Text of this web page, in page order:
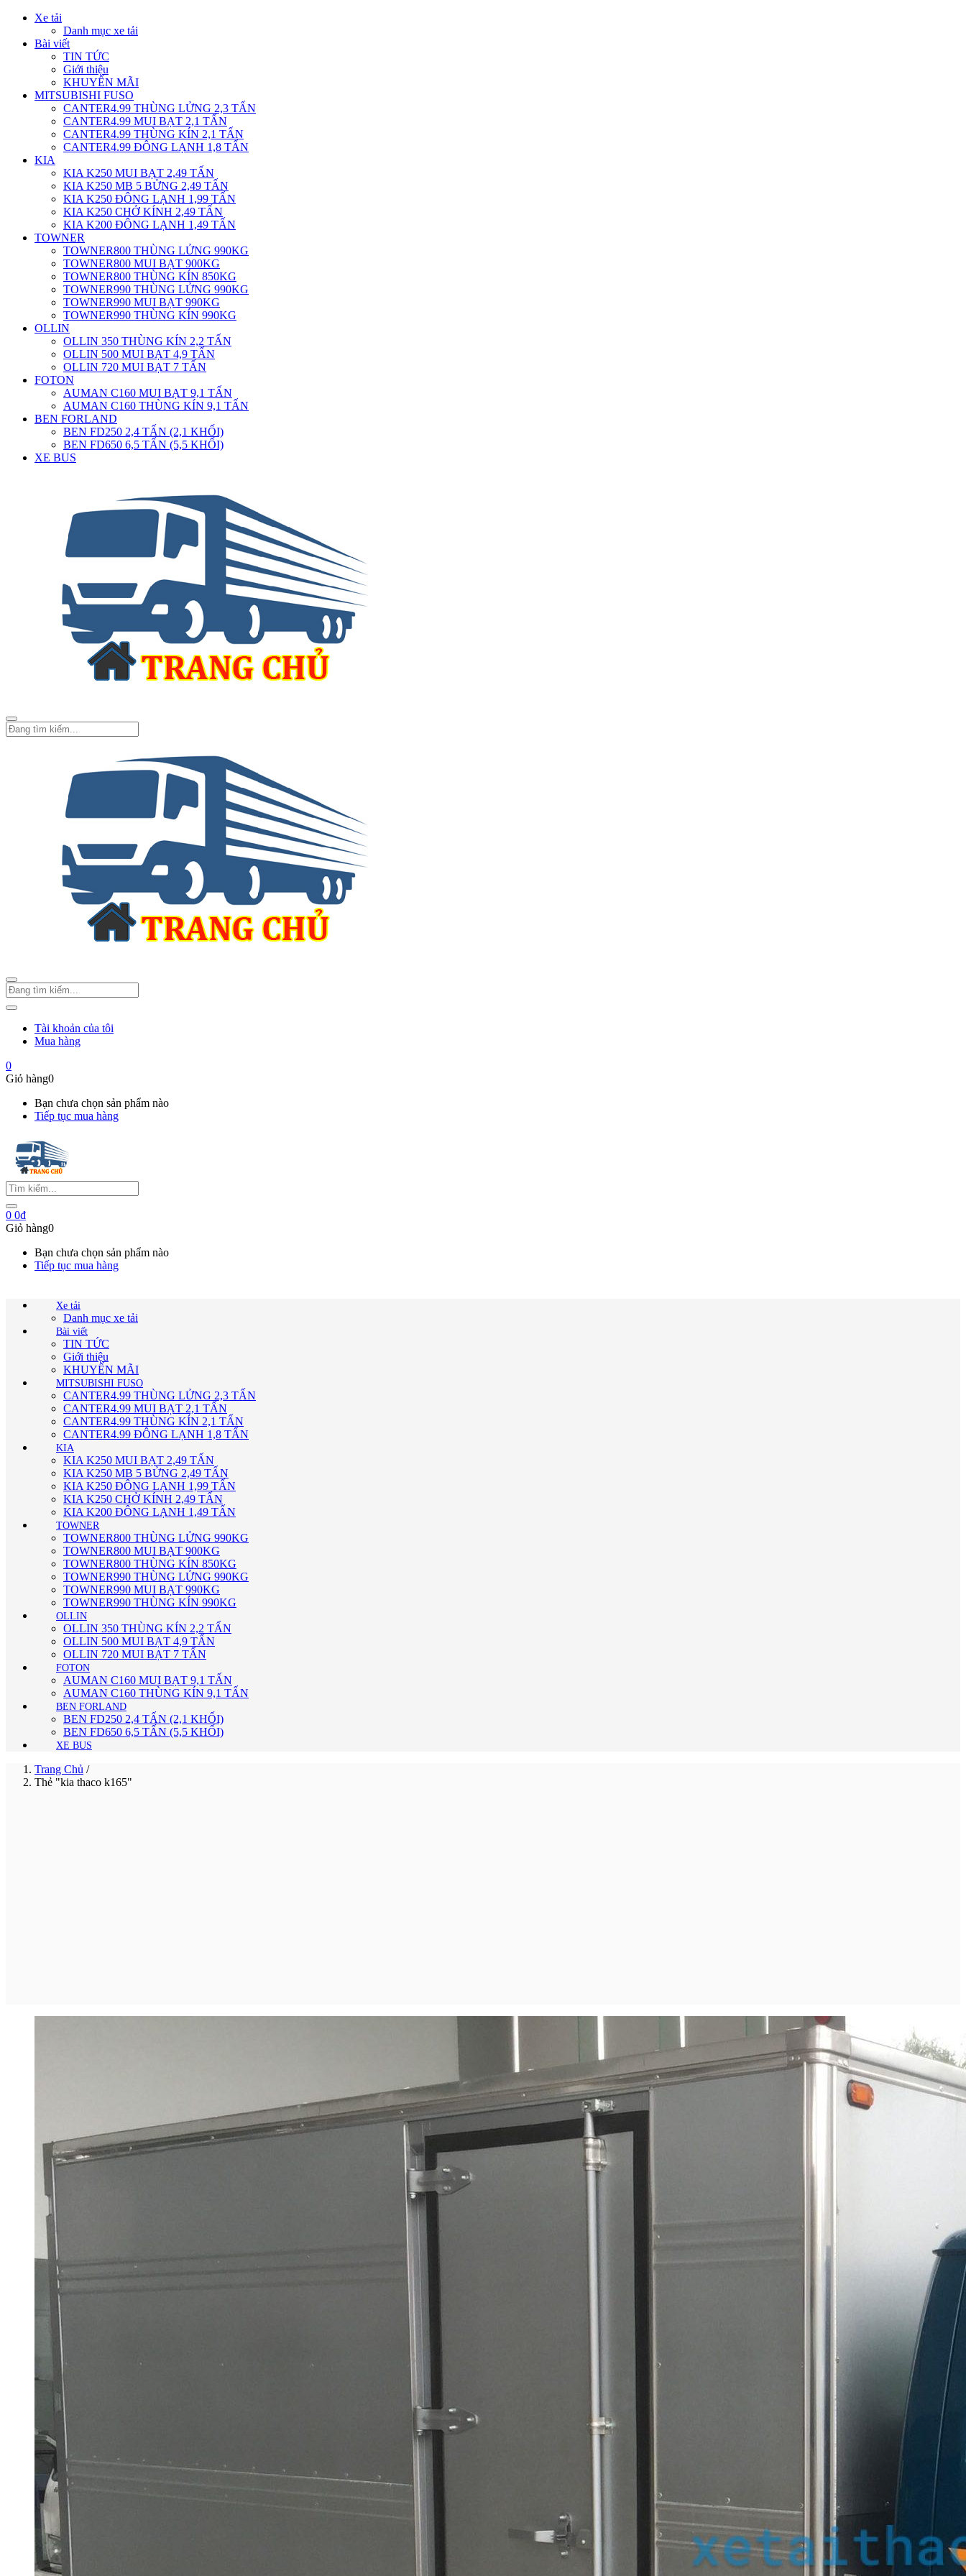
Xe tải
Danh mục xe tải
Bài viết
TIN TỨC
Giới thiệu
KHUYẾN MÃI
MITSUBISHI FUSO
CANTER4.99 THÙNG LỬNG 2,3 TẤN
CANTER4.99 MUI BẠT 2,1 TẤN
CANTER4.99 THÙNG KÍN 2,1 TẤN
CANTER4.99 ĐÔNG LẠNH 1,8 TẤN
KIA
KIA K250 MUI BẠT 2,49 TẤN
KIA K250 MB 5 BỬNG 2,49 TẤN
KIA K250 ĐÔNG LẠNH 1,99 TẤN
KIA K250 CHỞ KÍNH 2,49 TẤN
KIA K200 ĐÔNG LẠNH 1,49 TẤN
TOWNER
TOWNER800 THÙNG LỬNG 990KG
TOWNER800 MUI BẠT 900KG
TOWNER800 THÙNG KÍN 850KG
TOWNER990 THÙNG LỬNG 990KG
TOWNER990 MUI BẠT 990KG
TOWNER990 THÙNG KÍN 990KG
OLLIN
OLLIN 350 THÙNG KÍN 2,2 TẤN
OLLIN 500 MUI BẠT 4,9 TẤN
OLLIN 720 MUI BẠT 7 TẤN
FOTON
AUMAN C160 MUI BẠT 9,1 TẤN
AUMAN C160 THÙNG KÍN 9,1 TẤN
BEN FORLAND
BEN FD250 2,4 TẤN (2,1 KHỐI)
BEN FD650 6,5 TẤN (5,5 KHỐI)
XE BUS
Tài khoản của tôi
Mua hàng
0
Giỏ hàng0
Bạn chưa chọn sản phẩm nào
Tiếp tục mua hàng
0 0₫
Giỏ hàng0
Bạn chưa chọn sản phẩm nào
Tiếp tục mua hàng
Xe tải
Danh mục xe tải
Bài viết
TIN TỨC
Giới thiệu
KHUYẾN MÃI
MITSUBISHI FUSO
CANTER4.99 THÙNG LỬNG 2,3 TẤN
CANTER4.99 MUI BẠT 2,1 TẤN
CANTER4.99 THÙNG KÍN 2,1 TẤN
CANTER4.99 ĐÔNG LẠNH 1,8 TẤN
KIA
KIA K250 MUI BẠT 2,49 TẤN
KIA K250 MB 5 BỬNG 2,49 TẤN
KIA K250 ĐÔNG LẠNH 1,99 TẤN
KIA K250 CHỞ KÍNH 2,49 TẤN
KIA K200 ĐÔNG LẠNH 1,49 TẤN
TOWNER
TOWNER800 THÙNG LỬNG 990KG
TOWNER800 MUI BẠT 900KG
TOWNER800 THÙNG KÍN 850KG
TOWNER990 THÙNG LỬNG 990KG
TOWNER990 MUI BẠT 990KG
TOWNER990 THÙNG KÍN 990KG
OLLIN
OLLIN 350 THÙNG KÍN 2,2 TẤN
OLLIN 500 MUI BẠT 4,9 TẤN
OLLIN 720 MUI BẠT 7 TẤN
FOTON
AUMAN C160 MUI BẠT 9,1 TẤN
AUMAN C160 THÙNG KÍN 9,1 TẤN
BEN FORLAND
BEN FD250 2,4 TẤN (2,1 KHỐI)
BEN FD650 6,5 TẤN (5,5 KHỐI)
XE BUS
Trang Chủ /
Thẻ "kia thaco k165"